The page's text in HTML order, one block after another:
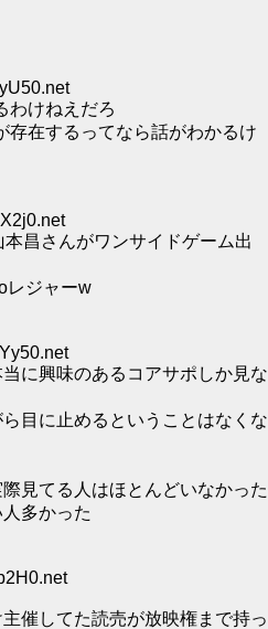
わけねえだろ
存在するってなら話がわかるけ
昌さんがワンサイドゲーム出
レジャーw
に興味のあるコアサポしか見な
目に止めるということはなくな
見てる人はほとんどいなかった
多かった
催してた読売が放映権まで持っ